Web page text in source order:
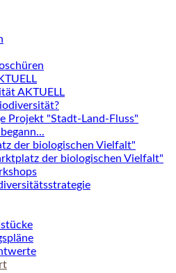
AKTUELL
Projekt "Stadt-Land-Fluss"
der biologischen Vielfalt"
der biologischen Vielfalt"